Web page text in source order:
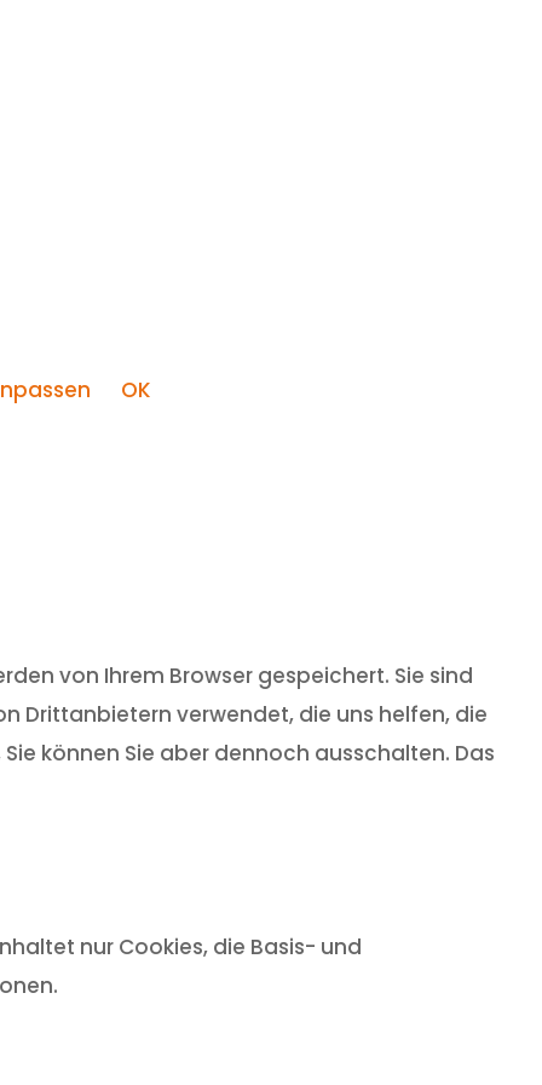
OK
von Ihrem Browser gespeichert. Sie sind
Drittanbietern verwendet, die uns helfen, die
können Sie aber dennoch ausschalten. Das
nur Cookies, die Basis- und